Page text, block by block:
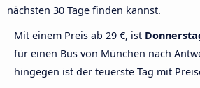
nächsten 30 Tage finden kannst.
Mit einem Preis ab 29 €, ist
für einen Bus von München nach
hingegen ist der teuerste Tag mit